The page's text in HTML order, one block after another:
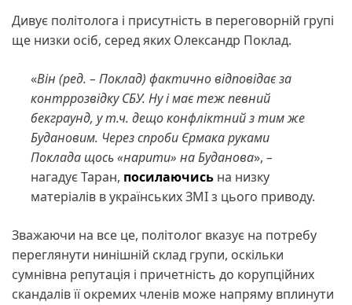
Дивує політолога і присутність в переговорній групі
ще низки осіб, серед яких Олександр Поклад.
«Він (ред. – Поклад) фактично відповідає за
контррозвідку СБУ. Ну і має теж певний
бекграунд, у т.ч. дещо конфліктний з тим же
Будановим. Через спроби Єрмака руками
Поклада щось «нарити» на Буданова», –
нагадує Таран, посилаючись на низку
матеріалів в українських ЗМІ з цього приводу.
Зважаючи на все це, політолог вказує на потребу
переглянути нинішній склад групи, оскільки
сумнівна репутація і причетність до корупційних
скандалів її окремих членів може напряму вплинути